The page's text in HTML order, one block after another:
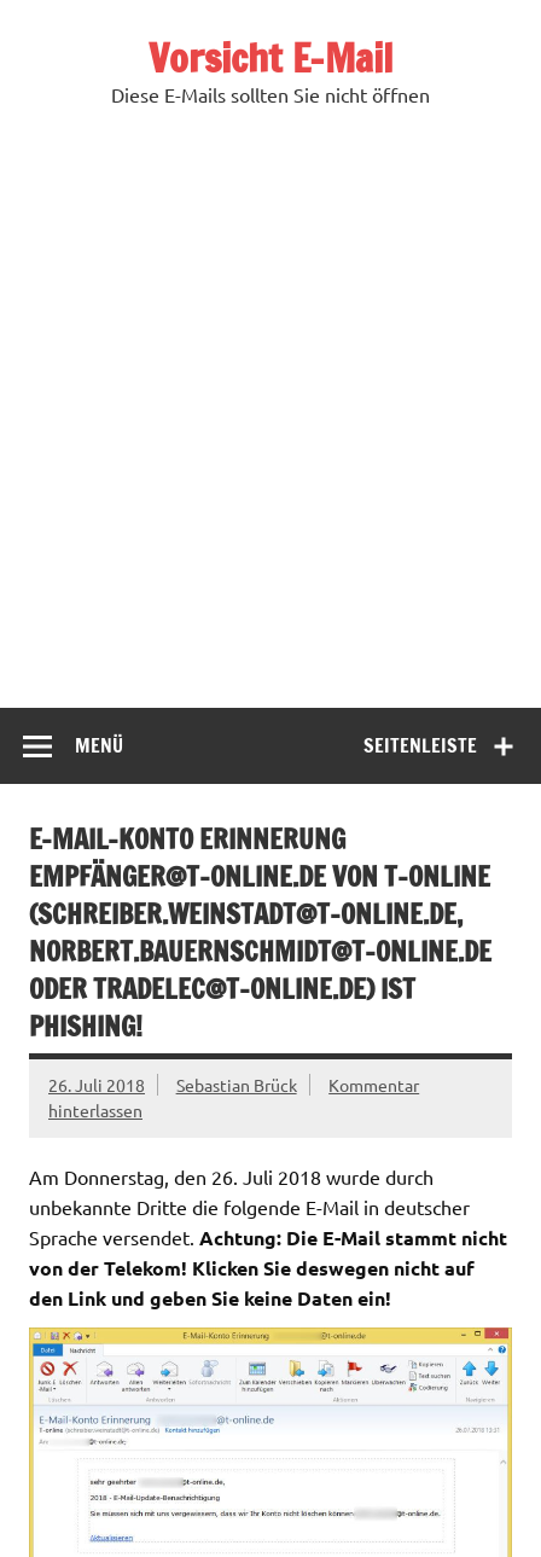
Vorsicht E-Mail
Diese E-Mails sollten Sie nicht öffnen
SEITENLEISTE
MENÜ
E-MAIL-KONTO ERINNERUNG
EMPFÄNGER@T-ONLINE.DEVON T-ONLINE
(SCHREIBER.WEINSTADT@T-ONLINE.DE,
NORBERT.BAUERNSCHMIDT@T-ONLINE.DE
ODERTRADELEC@T-ONLINE.DE) IST
PHISHING!
26. Juli 2018 Sebastian Brück
Kommentar
hinterlassen
Am Donnerstag, den 26. Juli 2018 wurde durch
unbekannte Dritte die folgende E-Mail in deutscher
Sprache versendet. Achtung: Die E-Mail stammt nicht
von der Telekom! Klicken Sie deswegen nicht auf
den Link und geben Sie keine Daten ein!